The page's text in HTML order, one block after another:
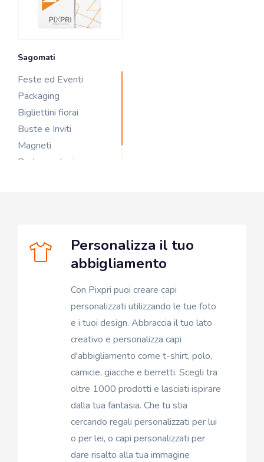
Sagomati
Feste ed Eventi
Packaging
Bigliettini fiorai
Buste e Inviti
Magneti
Portascontrini
Personalizza il tuo
abbigliamento
Con Pixpri puoi creare capi
personalizzati utilizzando le tue foto
e i tuoi design. Abbraccia il tuo lato
creativo e personalizza capi
d'abbigliamento come t-shirt, polo,
camicie, giacche e berretti. Scegli tra
oltre 1000 prodotti e lasciati ispirare
dalla tua fantasia. Che tu stia
cercando regali personalizzati per lui
o per lei, o capi personalizzati per
dare risalto alla tua immagine